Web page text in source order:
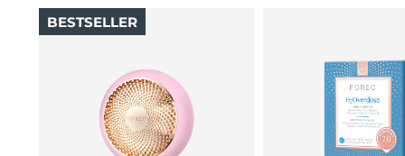
BESTSELLER
Schweden
09/08/2026
Erwartete Lieferung
14/08/2026